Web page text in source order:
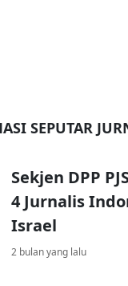
SEPUTAR
Sekjen DPP
4 Jurnalis
Israel
2 bulan yang lalu